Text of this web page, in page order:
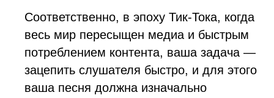
Соответственно, в эпоху Тик-Тока, когда
весь мир пересыщен медиа и быстрым
потреблением контента, ваша задача —
зацепить слушателя быстро, и для этого
ваша песня должна изначально